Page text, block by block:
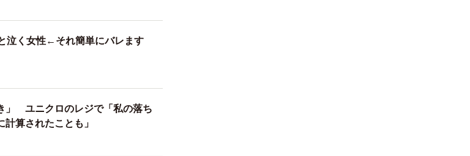
も考えられます。
せられますか？
れます。
収されます。そのため、本来の所
業規則に基づき、正規の運賃に加
泣く女性←それ簡単にバレます
」 ユニクロのレジで「私の落ち
算されたことも」